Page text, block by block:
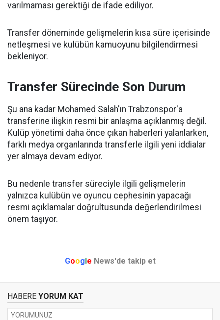
varılmaması gerektiği de ifade ediliyor.
Transfer döneminde gelişmelerin kısa süre içerisinde
netleşmesi ve kulübün kamuoyunu bilgilendirmesi
bekleniyor.
Transfer Sürecinde Son Durum
Şu ana kadar Mohamed Salah'ın Trabzonspor'a
transferine ilişkin resmi bir anlaşma açıklanmış değil.
Kulüp yönetimi daha önce çıkan haberleri yalanlarken,
farklı medya organlarında transferle ilgili yeni iddialar
yer almaya devam ediyor.
Bu nedenle transfer süreciyle ilgili gelişmelerin
yalnızca kulübün ve oyuncu cephesinin yapacağı
resmi açıklamalar doğrultusunda değerlendirilmesi
önem taşıyor.
Goog e News'de takip et
HABERE YORUM KAT